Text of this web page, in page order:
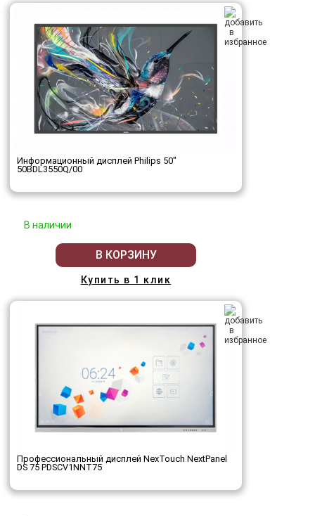
Информационный дисплей Philips 50"
50BDL3550Q/00
В наличии
В КОРЗИНУ
Купить в 1 клик
Профессиональный дисплей NexTouch NextPanel
DS 75 PDSCV1NNT75